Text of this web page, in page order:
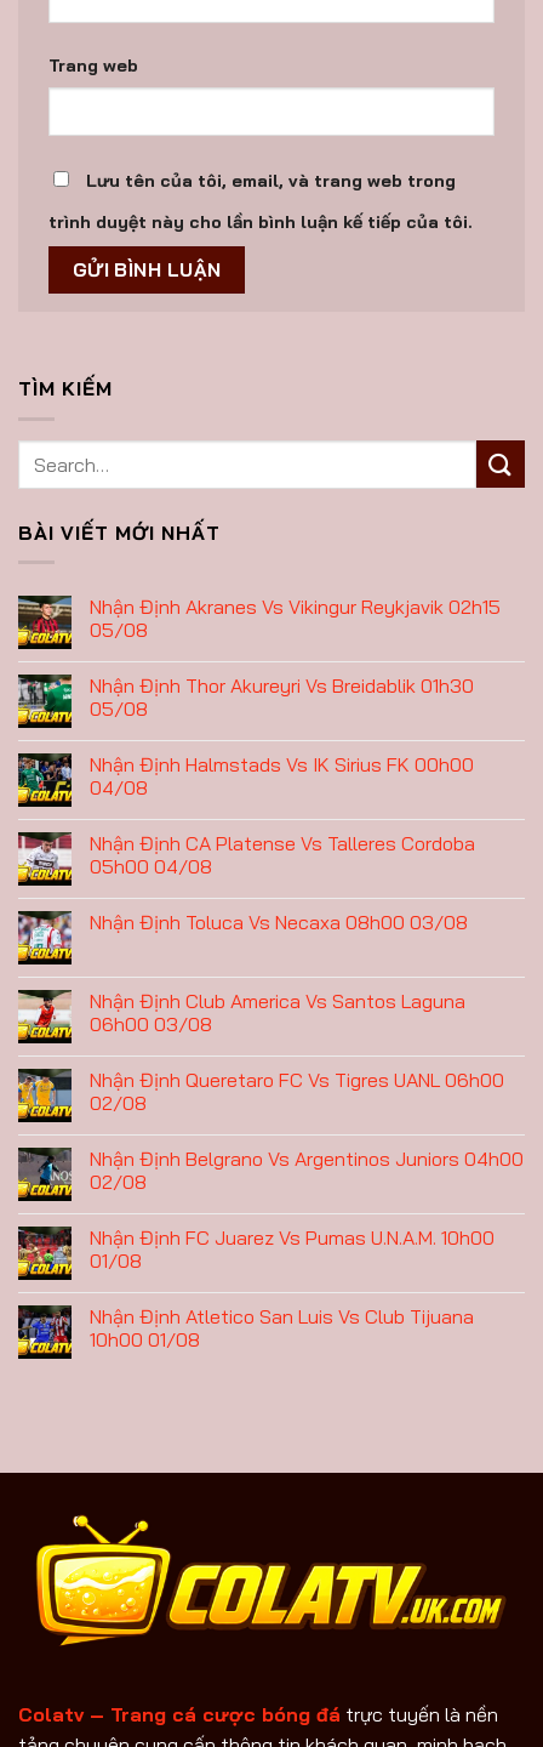
Trang web
Lưu tên của tôi, email, và trang web trong
trình duyệt này cho lần bình luận kế tiếp của tôi.
TÌM KIẾM
BÀI VIẾT MỚI NHẤT
Nhận Định Akranes Vs Vikingur Reykjavik 02h15
05/08
Nhận Định Thor Akureyri Vs Breidablik 01h30
05/08
Nhận Định Halmstads Vs IK Sirius FK 00h00
04/08
Nhận Định CA Platense Vs Talleres Cordoba
05h00 04/08
Nhận Định Toluca Vs Necaxa 08h00 03/08
Nhận Định Club America Vs Santos Laguna
06h00 03/08
Nhận Định Queretaro FC Vs Tigres UANL 06h00
02/08
Nhận Định Belgrano Vs Argentinos Juniors 04h00
02/08
Nhận Định FC Juarez Vs Pumas U.N.A.M. 10h00
01/08
Nhận Định Atletico San Luis Vs Club Tijuana
10h00 01/08
Colatv – Trang cá cược bóng đá trực tuyến là nền